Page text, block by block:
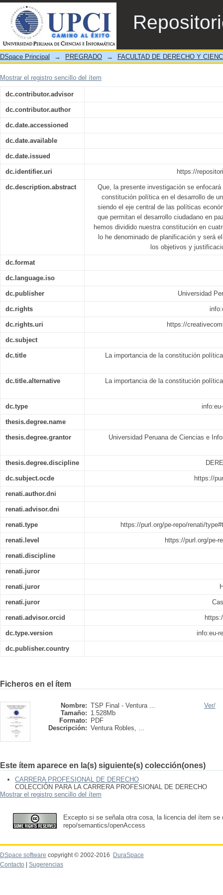
La importancia de la constitución política
DSpace Principal → PREGRADO → FACULTAD DE DERECHO Y
Mostrar el registro sencillo del ítem
dc.contributor.advisor
dc.contributor.author
dc.date.accessioned
dc.date.available
dc.date.issued
dc.identifier.uri https://
dc.description.abstract
Que, la presente investigación se
constitución política en el desarrollo de
siendo el eje central de las políticas
que permitan el desarrollo ciudadano en
hemos dividido nuestra constitución en
lo he denominado de planificación y será
los objetivos y
dc.format
dc.language.iso
dc.publisher Universidad
dc.rights
dc.rights.uri https://
dc.subject
dc.title La importancia de la constitución
dc.title.alternative La importancia de la constitución
dc.type
thesis.degree.name
thesis.degree.grantor Universidad Peruana de Ciencias e
thesis.degree.discipline
dc.subject.ocde https://
renati.author.dni
renati.advisor.dni
renati.type https://purl.org/pe-repo/renati/
renati.level https://purl.org/pe-
renati.discipline
renati.juror
renati.juror
renati.juror
renati.advisor.orcid
dc.type.version info:eu-
dc.publisher.country
Ficheros en el ítem
Nombre: TSP Final - Ventura ...
Tamaño: 1.528Mb
Formato:
PDF
Descripción: Ventura Robles, ...
Ver/
Este ítem aparece en la(s) siguiente(s) colección(ones)
CARRERA PROFESIONAL DE DERECHO
COLECCIÓN PARA LA CARRERA PROFESIONAL DE DERECHO
Mostrar el registro sencillo del ítem
Excepto si se señala otra cosa, la licencia del ítem se
repo/semantics/openAccess
DSpace software copyright © 2002-2016
DuraSpace
Contacto
Sugerencias